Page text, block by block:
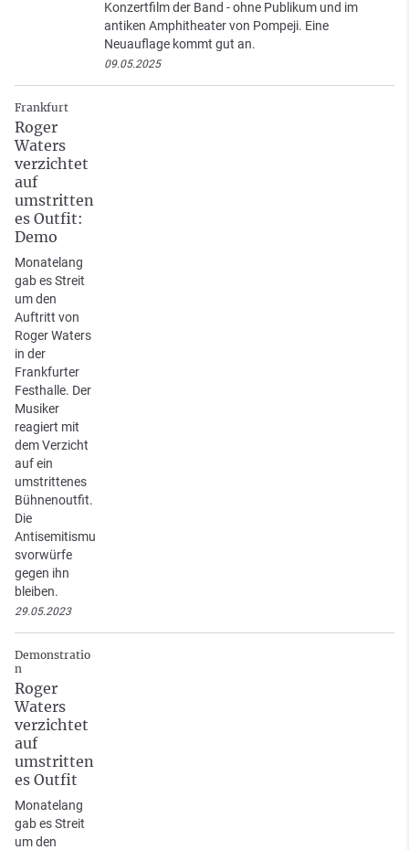
Konzertfilm der Band - ohne Publikum und im
antiken Amphitheater von Pompeji. Eine
Neuauflage kommt gut an.
09.05.2025
Frankfurt
Roger
Waters
verzichtet
auf
umstritten
es Outfit:
Demo
Monatelang
gab es Streit
um den
Auftritt von
Roger Waters
in der
Frankfurter
Festhalle. Der
Musiker
reagiert mit
dem Verzicht
auf ein
umstrittenes
Bühnenoutfit.
Die
Antisemitismu
svorwürfe
gegen ihn
bleiben.
29.05.2023
Demonstratio
n
Roger
Waters
verzichtet
auf
umstritten
es Outfit
Monatelang
gab es Streit
um den